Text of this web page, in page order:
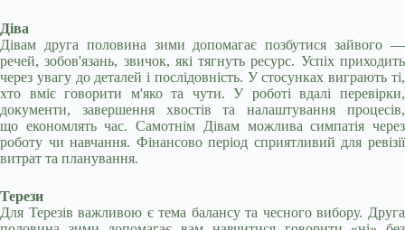
Діва
Дівам друга половина зими допомагає позбутися зайвого —
речей, зобов'язань, звичок, які тягнуть ресурс. Успіх приходить
через увагу до деталей і послідовність. У стосунках виграють ті,
хто вміє говорити м'яко та чути. У роботі вдалі перевірки,
документи, завершення хвостів та налаштування процесів,
що економлять час. Самотнім Дівам можлива симпатія через
роботу чи навчання. Фінансово період сприятливий для ревізії
витрат та планування.
Терези
Для Терезів важливою є тема балансу та чесного вибору. Друга